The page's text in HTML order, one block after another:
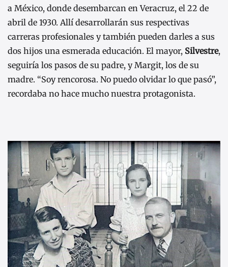
a México, donde desembarcan en Veracruz, el 22 de
abril de 1930. Allí desarrollarán sus respectivas
carreras profesionales y también pueden darles a sus
dos hijos una esmerada educación. El mayor, Silvestre,
seguiría los pasos de su padre, y Margit, los de su
madre. “Soy rencorosa. No puedo olvidar lo que pasó”,
recordaba no hace mucho nuestra protagonista.